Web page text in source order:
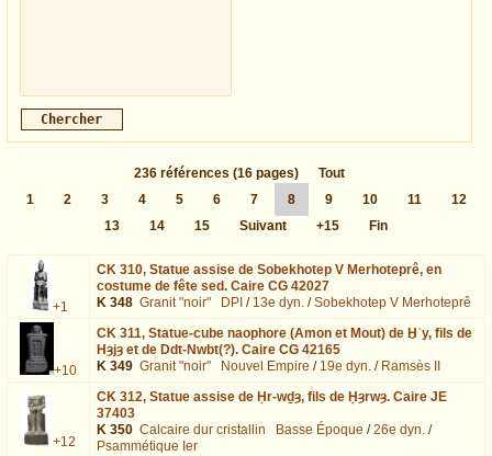
236 références (16 pages)
Tout
1
2 3 4 5 6 7 8 9 10 11
12
13
14 15 Suivant +15 Fin
+1
CK 310, Statue assise de Sobekhotep V Merhoteprê, en
costume de fête sed. Caire CG 42027
K 348 Granit "noir" DPI / 13e dyn. /Sobekhotep V Merhoteprê
+10
CK 311, Statue-cube naophore (Amon et Mout) de Ḫʿy, fils de
Hȝjȝ et de Ddt-Nwbt(?). Caire CG 42165
K 349 Granit "noir" Nouvel Empire / 19e dyn. / Ramsès II
+12
CK 312, Statue assise de Ḥr-wḏȝ, fils de Ḥȝrwȝ. Caire JE
37403
K 350 Calcaire dur cristallin Basse Époque /26e dyn. /
Psammétique Ier